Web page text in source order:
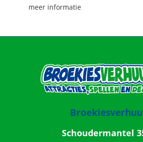
meer informatie
Schoudermantel